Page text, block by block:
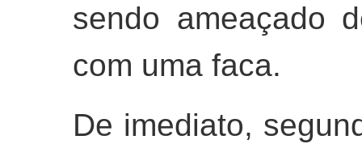
sendo ameaçado
com uma faca.
De imediato,